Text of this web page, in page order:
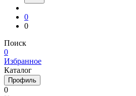
0
0
Поиск
0
Избранное
Каталог
Профиль
0